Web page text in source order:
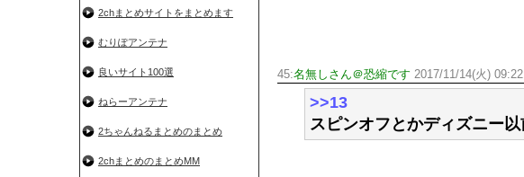
45:名無しさん＠恐縮です 2017/11/14(火)
>>13
スピンオフとかディズニー
2chまとめサイトをまとめます
むりぽアンテナ
良いサイト100選
ねらーアンテナ
2ちゃんねるまとめのまとめ
2chまとめのまとめMM